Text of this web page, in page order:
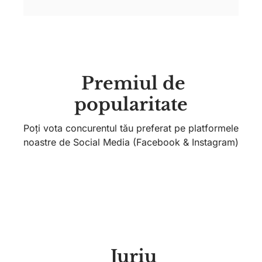
Premiul de
popularitate
Poți vota concurentul tău preferat pe platformele
noastre de Social Media (Facebook & Instagram)
Juriu